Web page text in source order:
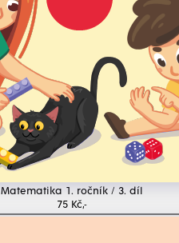
Matematika 1. ročník / 3. díl
75 Kč,-